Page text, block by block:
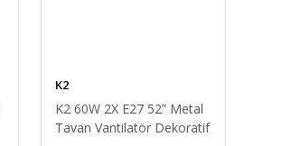
K2
K2 60W 2X E27 52” Metal
Tavan Vantilatör Dekoratif